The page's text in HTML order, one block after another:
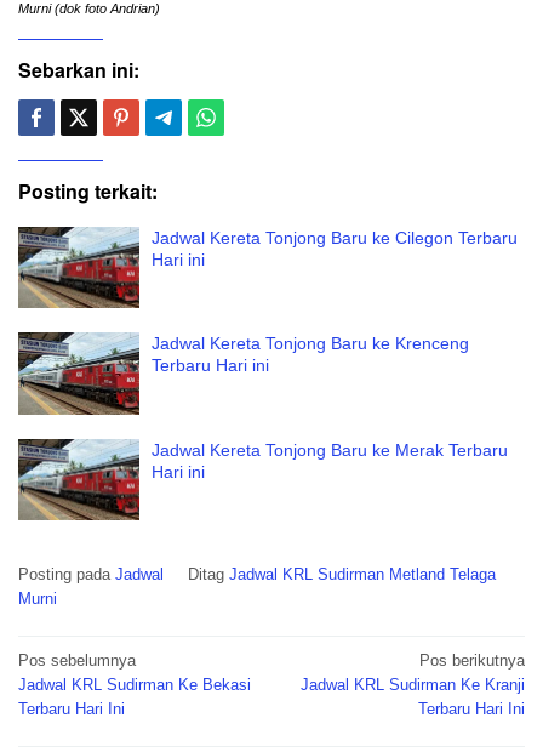
Murni (dok foto Andrian)
Sebarkan ini:
Posting terkait:
Jadwal Kereta Tonjong Baru ke Cilegon Terbaru
Hari ini
Jadwal Kereta Tonjong Baru ke Krenceng
Terbaru Hari ini
Jadwal Kereta Tonjong Baru ke Merak Terbaru
Hari ini
Posting pada Jadwal Ditag Jadwal KRL Sudirman Metland Telaga
Murni
Navigasi
pos
Pos sebelumnya
Jadwal KRL Sudirman Ke Bekasi
Terbaru Hari Ini
Pos berikutnya
Jadwal KRL Sudirman Ke Kranji
Terbaru Hari Ini